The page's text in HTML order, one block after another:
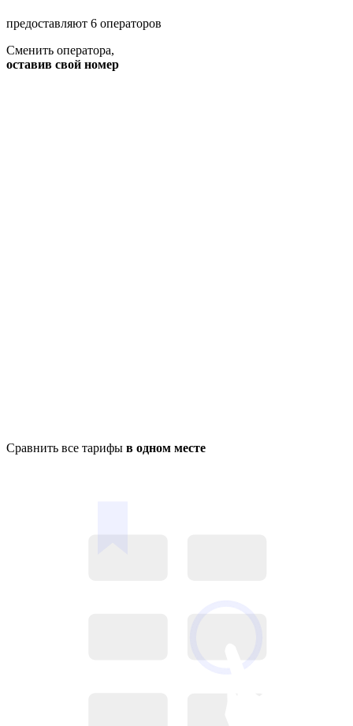
предоставляют 6 операторов
Сменить оператора,
оставив свой номер
Сравнить все тарифы в одном месте